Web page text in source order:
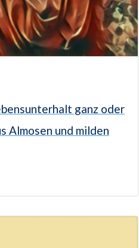
ganz oder
Almosen und milden